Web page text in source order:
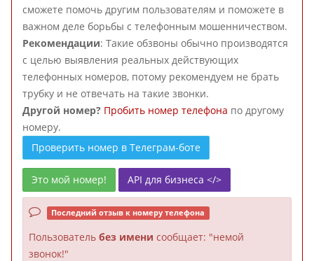
сможете помочь другим пользователям и поможете в
важном деле борьбы с телефонным мошенничеством.
Рекомендации: Такие обзвоны обычно производятся
с целью выявления реальных действующих
телефонных номеров, потому рекомендуем не брать
трубку и не отвечать на такие звонки.
Другой номер? Пробить номер телефона по другому
номеру.
Проверить номер в Телеграм-боте
Это мой номер! API для бизнеса </>
Последний отзыв к номеру телефона
Пользователь без имени сообщает: "немой
звонок!"